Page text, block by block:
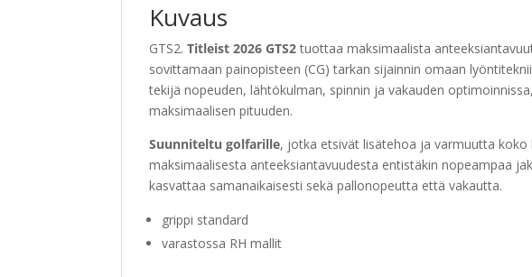
Kuvaus
GTS2.Titleist 2026 GTS2tuottaa maksimaalista
sovittamaan painopisteen (CG) tarkan sijainnin omaan
tekijä nopeuden, lähtökulman, spinnin ja vakauden
maksimaalisen pituuden.
Suunniteltu golfarille, jotka etsivät lisätehoa ja varmuutta koko
maksimaalisesta anteeksiantavuudesta entistäkin nopeampaa
kasvattaa samanaikaisesti sekä pallonopeutta että vakautta.
grippi standard
varastossa RH mallit